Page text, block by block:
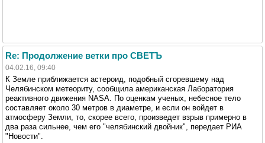
Re: Продолжение ветки про СВЕТЪ
04.02.16, 09:40
К Земле приближается астероид, подобный сгоревшему над
Челябинском метеориту, сообщила американская Лаборатория
реактивного движения NASA. По оценкам ученых, небесное тело
составляет около 30 метров в диаметре, и если он войдет в
атмосферу Земли, то, скорее всего, произведет взрыв примерно в
два раза сильнее, чем его "челябинский двойник", передает РИА
"Новости".